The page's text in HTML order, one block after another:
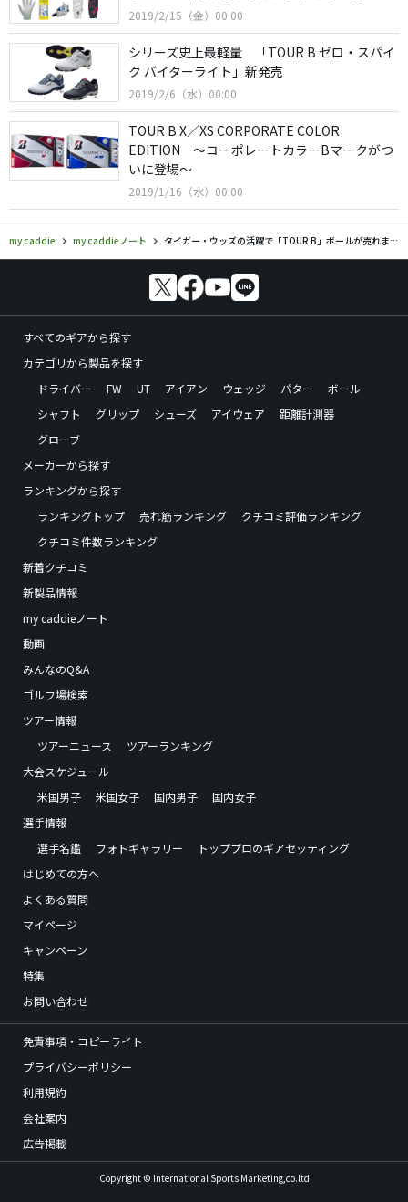
2019/2/15（金）00:00
シリーズ史上最軽量 「TOUR B ゼロ・スパイ
ク バイターライト」新発売
2019/2/6（水）00:00
TOUR B X／XS CORPORATE COLOR
EDITION 〜コーポレートカラーBマークがつ
いに登場〜
2019/1/16（水）00:00
my caddie my caddieノート タイガー・ウッズの活躍で「TOUR B」ボールが売れまくり！？
すべてのギアから探す
カテゴリから製品を探す
ドライバー
FW UT アイアン ウェッジ パター
ボール
シャフト
グリップ シューズ アイウェア
距離計測器
グローブ
メーカーから探す
ランキングから探す
ランキングトップ
売れ筋ランキング
クチコミ評価ランキング
クチコミ件数ランキング
新着クチコミ
新製品情報
my caddieノート
動画
みんなのQ&A
ゴルフ場検索
ツアー情報
ツアーニュース
ツアーランキング
大会スケジュール
米国男子
米国女子 国内男子
国内女子
選手情報
選手名鑑
フォトギャラリー
トッププロのギアセッティング
はじめての方へ
よくある質問
マイページ
キャンペーン
特集
お問い合わせ
免責事項・コピーライト
プライバシーポリシー
利用規約
会社案内
広告掲載
Copyright © International Sports Marketing,co.ltd